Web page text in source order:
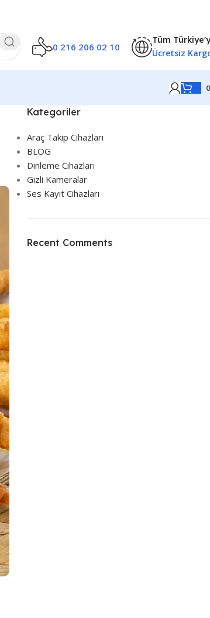
0 216 206 02 10
Tüm
Ücretsiz
Kategoriler
Araç Takip Cihazları
BLOG
Dinleme Cihazları
Gizli Kameralar
Ses Kayıt Cihazları
Recent Comments